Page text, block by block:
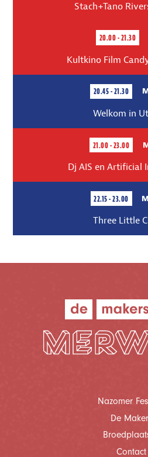
Stach+Tano
20.00 - 21.30
Kultkino Film
20.45 - 21.30
Welkom in
21.00 - 23.00
Dj AIS en Artificial
22.15 - 23.00
Three Little
Nazomer
De
Contact